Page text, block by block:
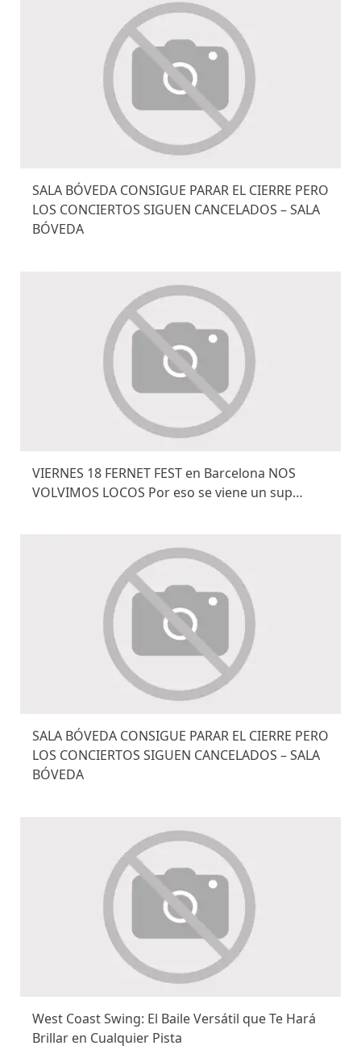
SALA BÓVEDA CONSIGUE PARAR EL CIERRE PERO
LOS CONCIERTOS SIGUEN CANCELADOS – SALA
BÓVEDA
VIERNES 18 FERNET FEST en Barcelona NOS
VOLVIMOS LOCOS Por eso se viene un sup…
SALA BÓVEDA CONSIGUE PARAR EL CIERRE PERO
LOS CONCIERTOS SIGUEN CANCELADOS – SALA
BÓVEDA
West Coast Swing: El Baile Versátil que Te Hará
Brillar en Cualquier Pista